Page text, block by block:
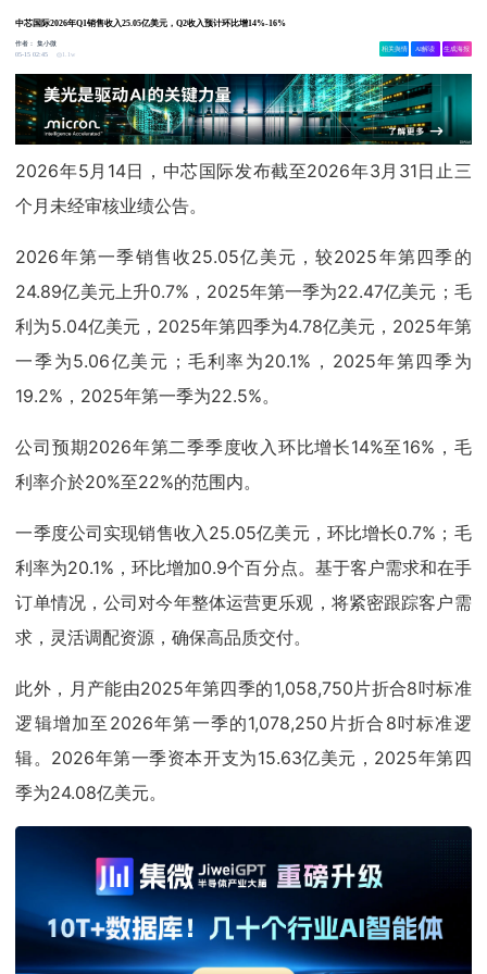
中芯国际2026年Q1销售收入25.05亿美元，Q2收入预计环比增14%-16%
作者：集小微
05-15 02:45
1.1w
相关舆情 AI解读 生成海报
2026年5月14日，中芯国际发布截至2026年3月31日止三
个月未经审核业绩公告。
2026年第一季销售收25.05亿美元，较2025年第四季的
24.89亿美元上升0.7%，2025年第一季为22.47亿美元；毛
利为5.04亿美元，2025年第四季为4.78亿美元，2025年第
一季为5.06亿美元；毛利率为20.1%，2025年第四季为
19.2%，2025年第一季为22.5%。
公司预期2026年第二季季度收入环比增长14%至16%，毛
利率介於20%至22%的范围内。
一季度公司实现销售收入25.05亿美元，环比增长0.7%；毛
利率为20.1%，环比增加0.9个百分点。基于客户需求和在手
订单情况，公司对今年整体运营更乐观，将紧密跟踪客户需
求，灵活调配资源，确保高品质交付。
此外，月产能由2025年第四季的1,058,750片折合8吋标准
逻辑增加至2026年第一季的1,078,250片折合8吋标准逻
辑。2026年第一季资本开支为15.63亿美元，2025年第四
季为24.08亿美元。